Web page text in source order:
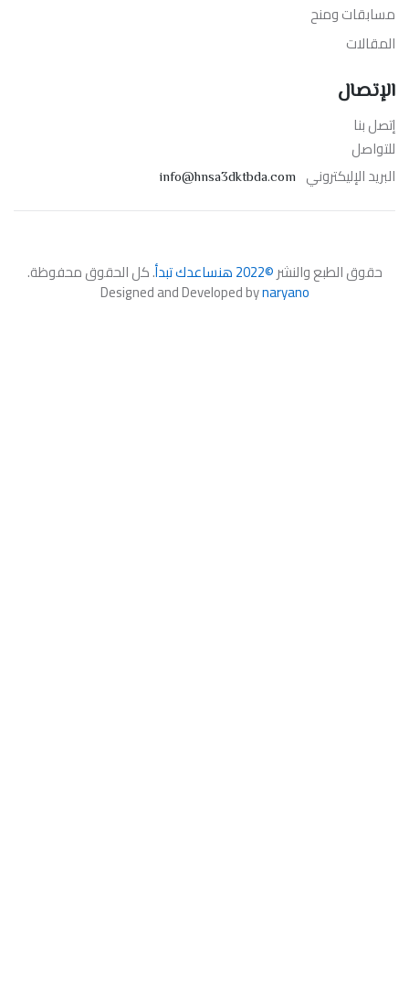
ومنح
info@hnsa3dktbda.com
والنشر©2022 هنساعدك تبدأ . كل الحقوق محفوظة.
Designed and Developed by